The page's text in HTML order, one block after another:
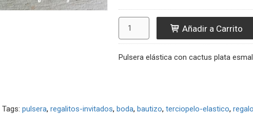
Añadir a Carrito
Pulsera elástica con cactus plata
Tags: pulsera regalitos-invitados boda bautizo terciopelo-elastico regalo